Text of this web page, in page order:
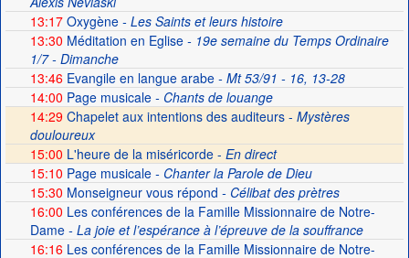
13:17Oxygène- Les Saints et leurs histoire
13:30 Méditation en Eglise- 19e semaine du Temps Ordinaire
1/7 - Dimanche
13:46Evangile en langue arabe- Mt 53/91 - 16, 13-28
14:00 Page musicale- Chants de louange
14:29 Chapelet aux intentions des auditeurs - Mystères
douloureux
15:00 L'heure de la miséricorde - En direct
15:10 Page musicale- Chanter la Parole de Dieu
15:30 Monseigneur vous répond - Célibat des prètres
16:00 Les conférences de la Famille Missionnaire de Notre-
Dame- La joie et l’espérance à l’épreuve de la souffrance
16:16Les conférences de la Famille Missionnaire de Notre-